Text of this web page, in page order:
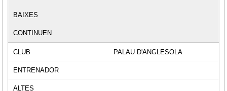
PALAU D'ANGLESOLA